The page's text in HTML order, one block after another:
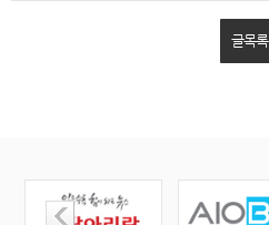
글목록